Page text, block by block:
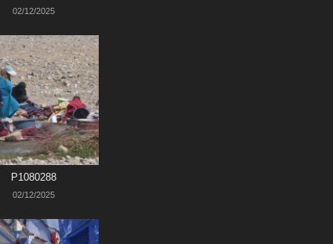
02/12/2025
P1080288
02/12/2025